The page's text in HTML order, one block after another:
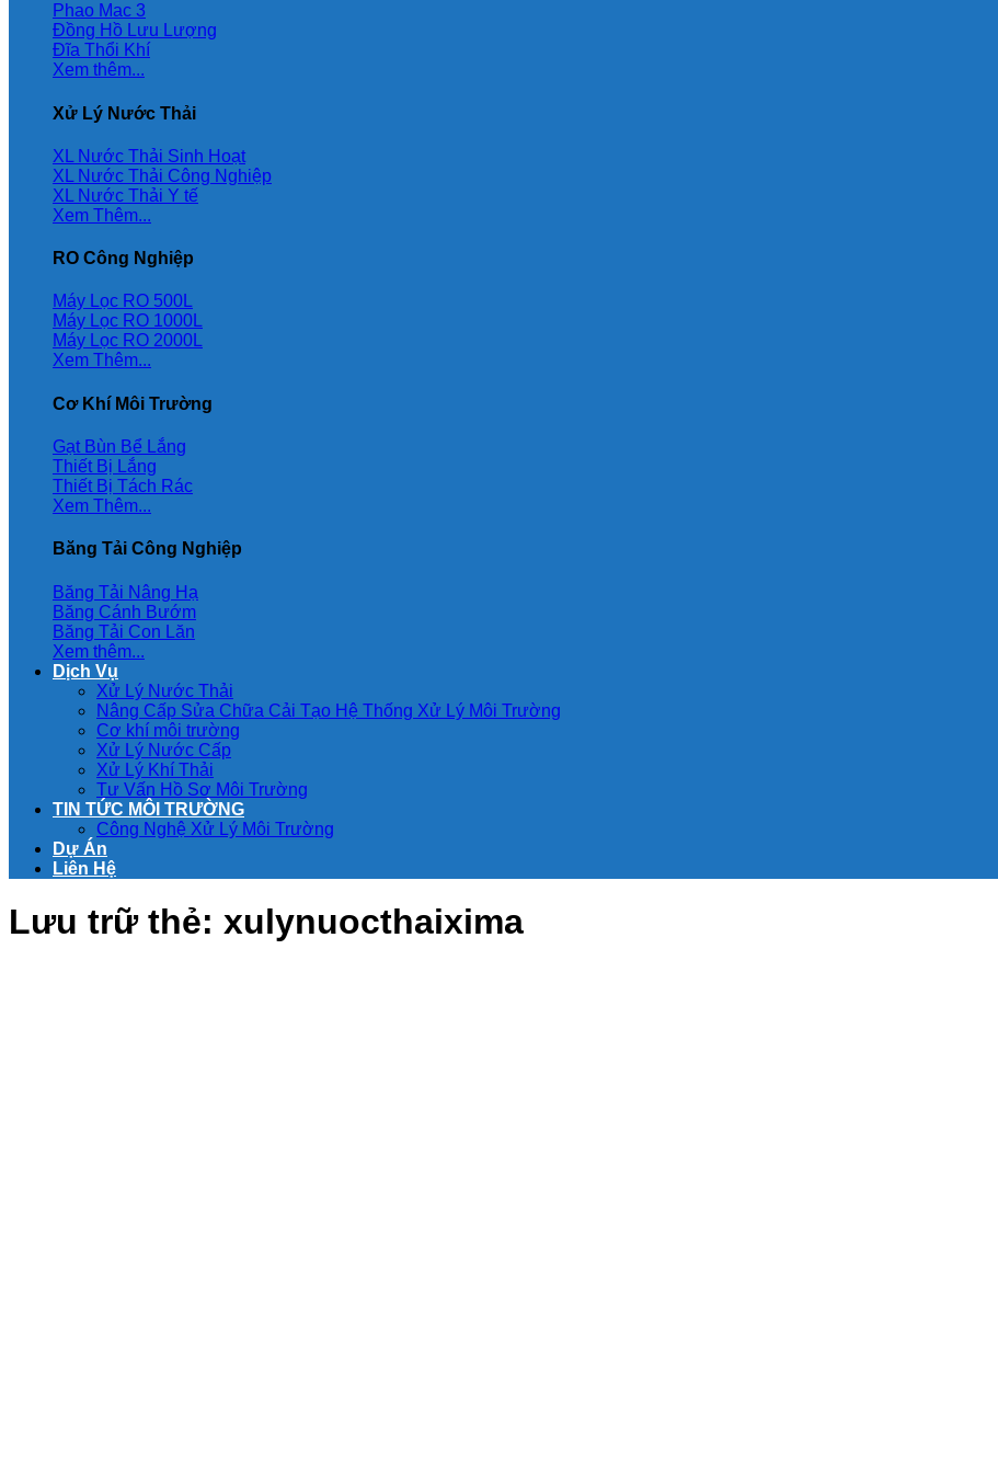
Phao Mac 3
Đồng Hồ Lưu Lượng
Đĩa Thổi Khí
Xem thêm...
Xử Lý Nước Thải
XL Nước Thải Sinh Hoạt
XL Nước Thải Công Nghiệp
XL Nước Thải Y tế
Xem Thêm...
RO Công Nghiệp
Máy Lọc RO 500L
Máy Lọc RO 1000L
Máy Lọc RO 2000L
Xem Thêm...
Cơ Khí Môi Trường
Gạt Bùn Bể Lắng
Thiết Bị Lắng
Thiết Bị Tách Rác
Xem Thêm...
Băng Tải Công Nghiệp
Băng Tải Nâng Hạ
Băng Cánh Bướm
Băng Tải Con Lăn
Xem thêm...
Dịch Vụ
Xử Lý Nước Thải
Nâng Cấp Sửa Chữa Cải Tạo Hệ Thống Xử Lý Môi Trường
Cơ khí môi trường
Xử Lý Nước Cấp
Xử Lý Khí Thải
Tư Vấn Hồ Sơ Môi Trường
TIN TỨC MÔI TRƯỜNG
Công Nghệ Xử Lý Môi Trường
Dự Án
Liên Hệ
Lưu trữ thẻ: xulynuocthaixima